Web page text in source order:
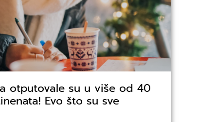
otputovale su u više od 40
Evo što su sve